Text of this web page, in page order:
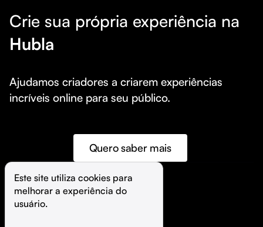
Crie sua própria experiência na
Hubla
Ajudamos criadores a criarem experiências
incríveis online para seu público.
Quero saber mais
©️ Hubla Tecnologia Ltda • 2026
Este site utiliza cookies para
melhorar a experiência do
usuário.